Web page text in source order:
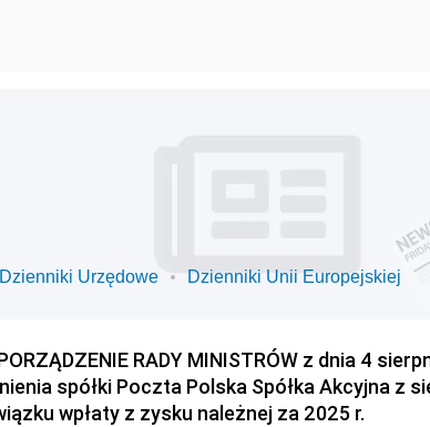
Dzienniki Urzędowe Dzienniki Unii Europejskiej
RADY MINISTRÓW z dnia 4
spółki Poczta Polska Spółka Akcyjna z
wpłaty z zysku należnej za 2025 r.